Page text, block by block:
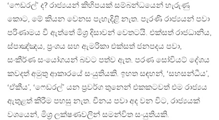
‘ෆෙඩරල්’ ද? රාජ්‍යයන් කිහිපයක් සම්බන්ධයෙන් හැරුණු
කොට, මේ කියන වෙනස පැහැදිළි නැත. පැරණි රාජ්‍යයන් පවා
පරිණාමය වී ඇත්තේ මිශ‍්‍ර දිසාවන් වෙතටයි. එක්සත් රාජධානිය,
ස්පාඤ්ඤය, ප‍්‍රංශය සහ ඇමරිකා එක්සත් ජනපදය පවා,
සංකීර්ණ සංයෝගයන් බවට පත්ව ඇත. පරණ සෝවියට් දේශය
කවදත් අමුතු ආකාරයේ සංයුතියකි. ඉහත සඳහන්, ‘සහසන්ධීය’,
‘ඒකීය’, ‘ෆෙඩරල්’ යන ප‍්‍රවර්ග තුනෙන් එකකටවත් එම රාජ්‍යය
ඇතුළත් කිරීම පහසු නැත. චීනය පවා අද වන විට, රාජ්‍යයක්
වශයෙන්, මිශ‍්‍ර ලක්ෂණවලින් සමන්විත සංයුතියකි.